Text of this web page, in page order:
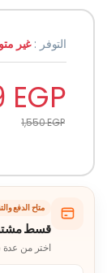
التوفر :غير
EGP
1,550EGP
متاح الدفع
قسط
اختر من عدة